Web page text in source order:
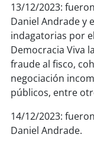
13/12/2023:
Daniel Andrade y
indagatorias por
Democracia Viva
fraude al fisco,
negociación
públicos, entre
14/12/2023:
Daniel Andrade.